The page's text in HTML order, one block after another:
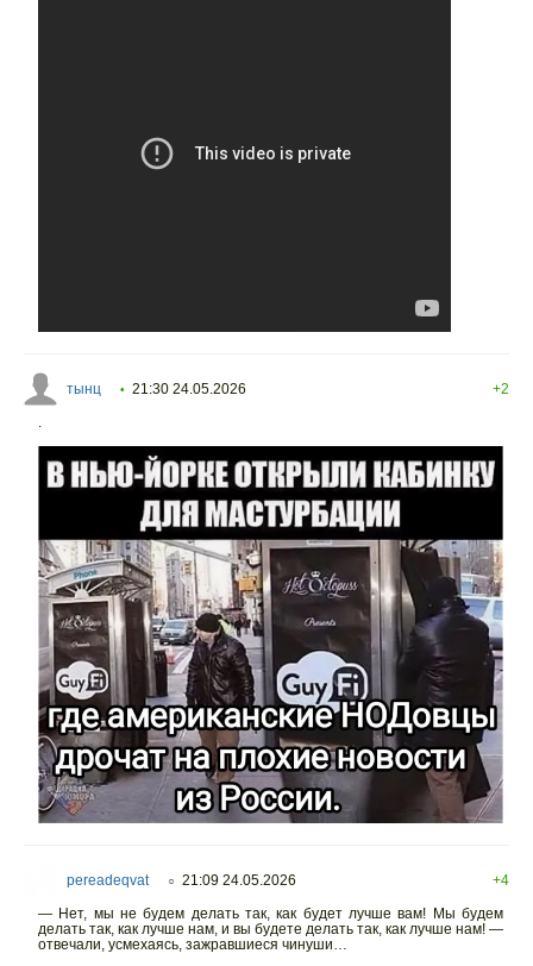
тынц • 21:30 24.05.2026
+2
.
pereadeqvat ○ 21:09 24.05.2026
+4
— Нет, мы не будем делать так, как будет лучше вам! Мы будем
делать так, как лучше нам, и вы будете делать так, как лучше нам! —
отвечали, усмехаясь, зажравшиеся чинуши…